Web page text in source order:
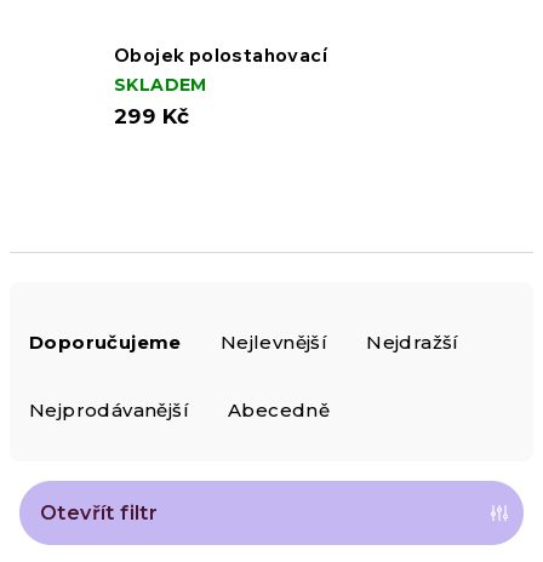
Obojek polostahovací
SKLADEM
299 Kč
n
Doporučujeme Nejlevnější Nejdražší
Nejprodávanější Abecedně
Otevřít filtr